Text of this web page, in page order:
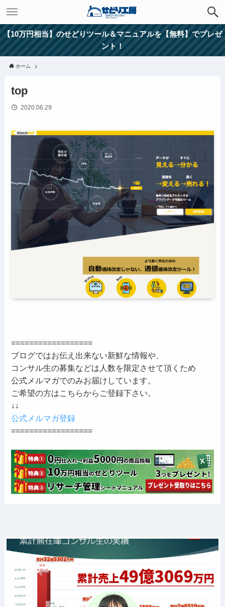
【10万円相当】のせどりツール＆マニュアルを【無料】でプレゼ
ント！
ホーム
top
2020.06.29
==================
ブログではお伝え出来ない新鮮な情報や、
コンサル生の募集などは人数を限定させて頂くため
公式メルマガでのみお届けしています。
ご希望の方はこちらからご登録下さい。
↓↓
公式メルマガ登録
==================